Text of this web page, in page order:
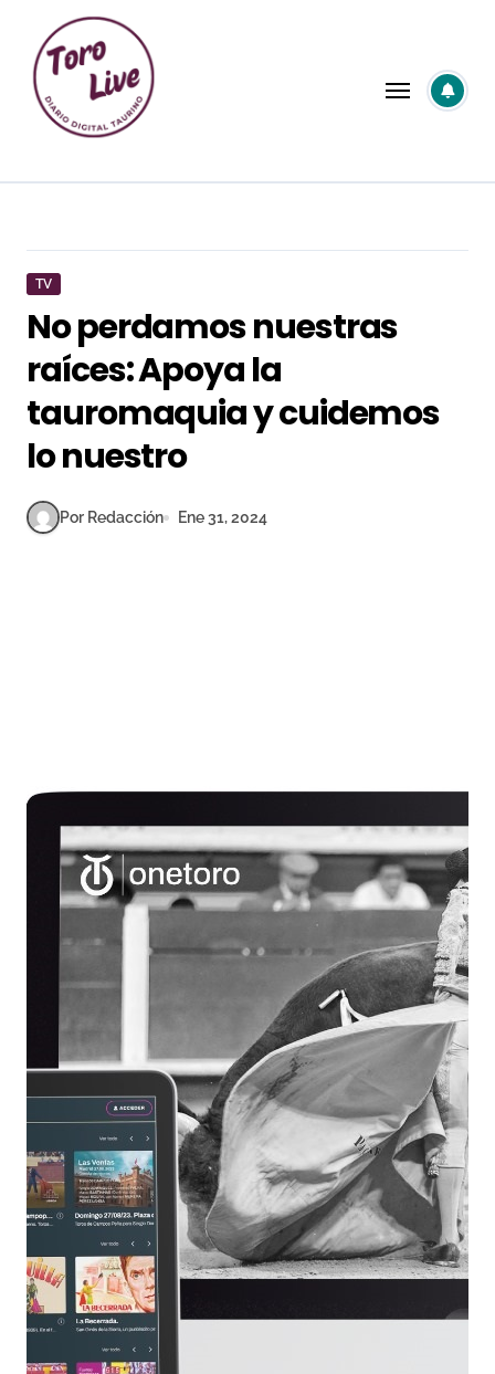
contenido
TV
No perdamos nuestras
raíces: Apoya la
tauromaquia y cuidemos
lo nuestro
Por Redacción Ene 31, 2024